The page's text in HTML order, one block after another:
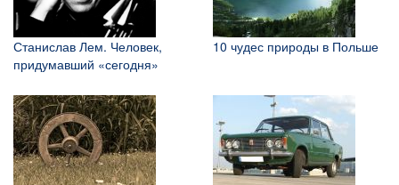
Станислав Лем. Человек,
придумавший «сегодня»
10 чудес природы в Польше